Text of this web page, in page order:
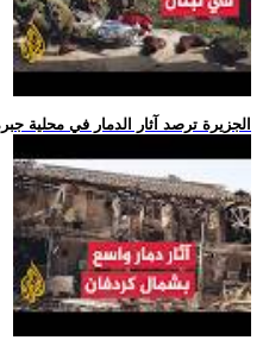
.. الجزيرة ترصد آثار الدمار في محلية